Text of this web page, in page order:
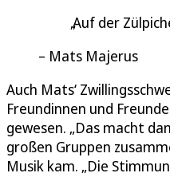
Auf der
Mats Majerus
Auch Mats‘
Freundinnen und
gewesen. „Das macht
großen Gruppen
Musik kam. „Die